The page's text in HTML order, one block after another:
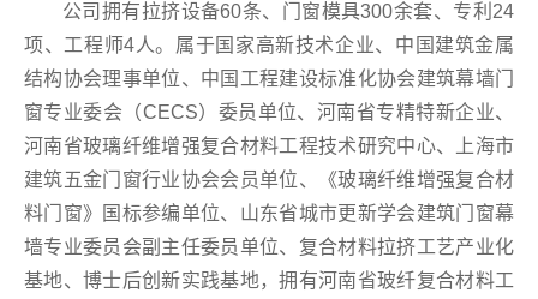
公司拥有拉挤设备60条、门窗模具300余套、专利24
项、工程师4人。属于国家高新技术企业、中国建筑金属
结构协会理事单位、中国工程建设标准化协会建筑幕墙门
窗专业委会（CECS）委员单位、河南省专精特新企业、
河南省玻璃纤维增强复合材料工程技术研究中心、上海市
建筑五金门窗行业协会会员单位、《玻璃纤维增强复合材
料门窗》国标参编单位、山东省城市更新学会建筑门窗幕
墙专业委员会副主任委员单位、复合材料拉挤工艺产业化
基地、博士后创新实践基地，拥有河南省玻纤复合材料工